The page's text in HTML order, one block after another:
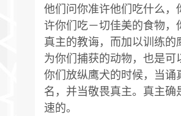
他们问你准许他们吃什么，
许你们吃－切佳美的食物，
真主的教诲，而加以训练的
为你们捕获的动物，也是可
你们放纵鹰犬的时候，当诵
名，并当敬畏真主。真主确
速的。